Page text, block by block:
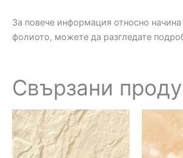
За повече информация относно начина
фолиото, можете да разгледате
Свързани